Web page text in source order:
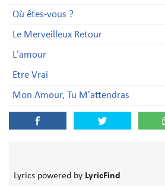
Où êtes-vous ?
Le Merveilleux Retour
L'amour
Etre Vrai
Mon Amour, Tu M'attendras
Lyrics powered by LyricFind